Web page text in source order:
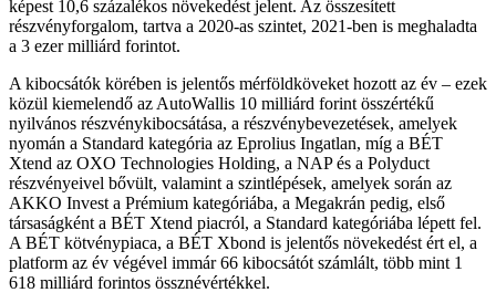
képest 10,6 százalékos növekedést jelent. Az összesített
részvényforgalom, tartva a 2020-as szintet, 2021-ben is meghaladta
a 3 ezer milliárd forintot.
A kibocsátók körében is jelentős mérföldköveket hozott az év – ezek
közül kiemelendő az AutoWallis 10 milliárd forint összértékű
nyilvános részvénykibocsátása, a részvénybevezetések, amelyek
nyomán a Standard kategória az Eprolius Ingatlan, míg a BÉT
Xtend az OXO Technologies Holding, a NAP és a Polyduct
részvényeivel bővült, valamint a szintlépések, amelyek során az
AKKO Invest a Prémium kategóriába, a Megakrán pedig, első
társaságként a BÉT Xtend piacról, a Standard kategóriába lépett fel.
A BÉT kötvénypiaca, a BÉT Xbond is jelentős növekedést ért el, a
platform az év végével immár 66 kibocsátót számlált, több mint 1
618 milliárd forintos össznévértékkel.